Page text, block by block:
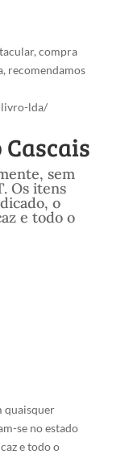
compra
recomendamos
lda/
sem
Os itens
o
e todo o
quaisquer
se no estado
e todo o